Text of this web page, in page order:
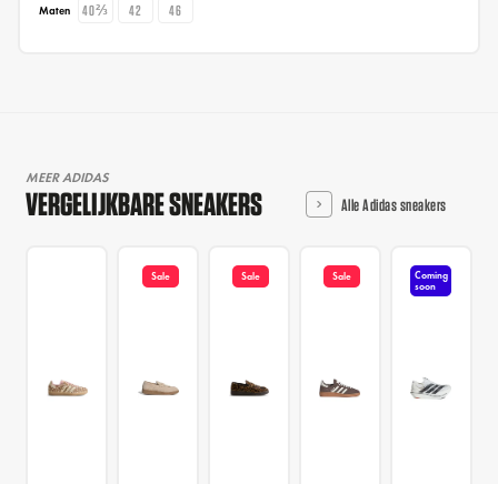
Maten 40⅔ 42 46
MEER ADIDAS
VERGELIJKBARE SNEAKERS Alle Adidas sneakers
Sale Sale Sale
Coming
soon